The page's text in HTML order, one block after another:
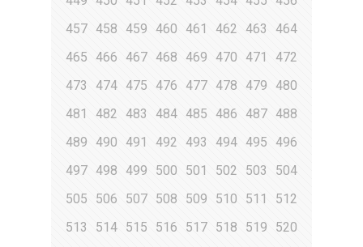
457 458 459 460 461 462 463
464
465
466 467 468 469 470 471
472
473
474 475 476 477 478 479
480
481
482 483 484 485 486 487 488
489
490 491 492 493 494 495
496
497 498 499 500 501 502 503
504
505
506 507 508 509 510 511
512
513
514 515 516 517 518 519
520